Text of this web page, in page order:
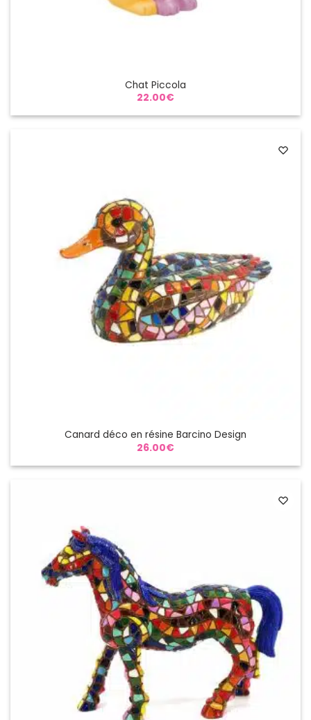
Chat Piccola
22.00€
Canard déco en résine Barcino Design
26.00€